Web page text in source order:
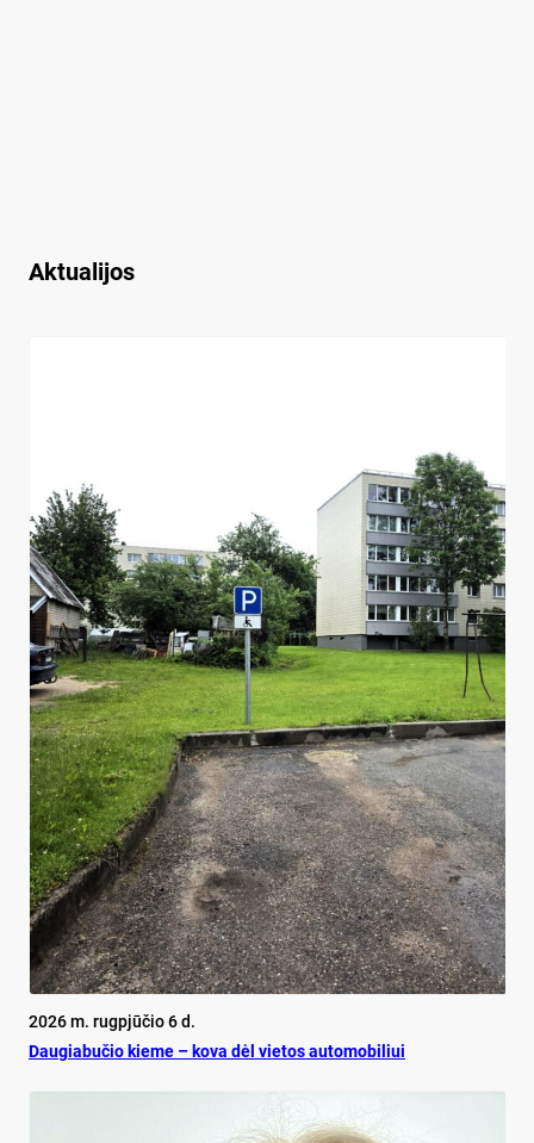
Aktualijos
2026 m. rugpjūčio 6 d.
Dau­gia­bu­čio kie­me – ko­va dėl vie­tos au­to­mo­bi­liui